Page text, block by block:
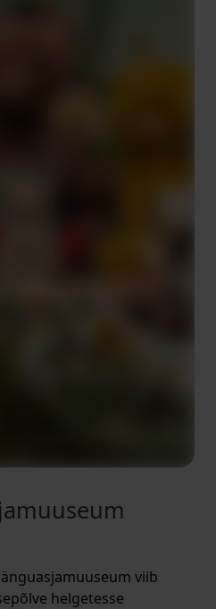
viib
helgetesse